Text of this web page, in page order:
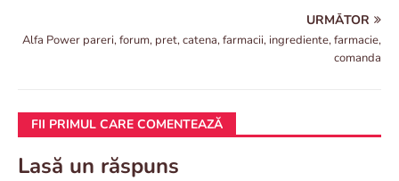
URMĂTOR
Alfa Power pareri, forum, pret, catena, farmacii, ingrediente, farmacie,
comanda
FII PRIMUL CARE COMENTEAZĂ
Lasă un răspuns